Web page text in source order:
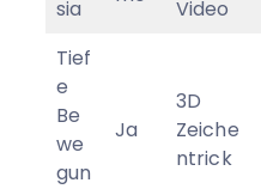
sia Video
Tief
e
Be
we
gun
Ja
3D
Zeiche
ntrick